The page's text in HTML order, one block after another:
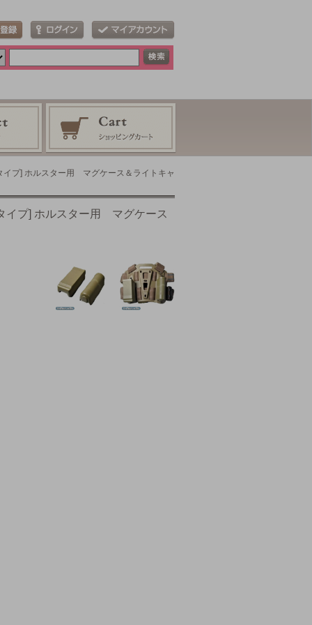
プ] ホルスター用 マグケース＆ライトキャ
プ] ホルスター用 マグケース